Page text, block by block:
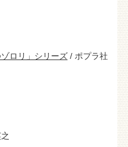
ゾロリ」シリーズ/ ポプラ社